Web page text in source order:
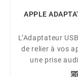
APPLE
L’Adaptateur
de relier à vos
une prise
casques,